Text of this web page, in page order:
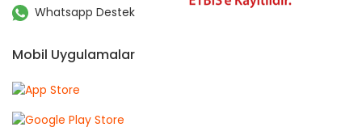
Whatsapp Destek
Mobil Uygulamalar